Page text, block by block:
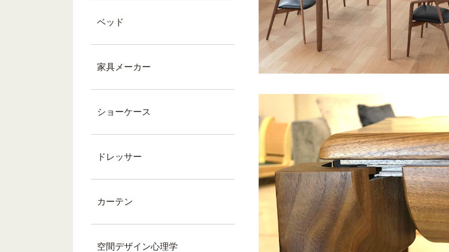
ベッド
家具メーカー
ショーケース
ドレッサー
カーテン
空間デザイン心理学